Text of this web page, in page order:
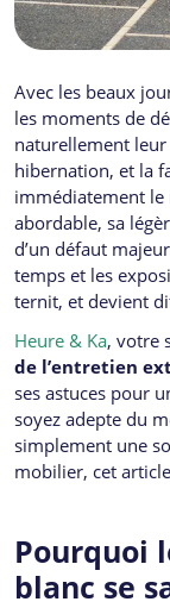
Avec les beaux
les moments de
naturellement
hibernation, et la
immédiatement
abordable, sa
d’un défaut
temps et les
ternit, et devient
Heure & Ka, votre
de l’entretien
ses astuces pour
soyez adepte du
simplement une
mobilier, cet
Pourquoi
blanc se